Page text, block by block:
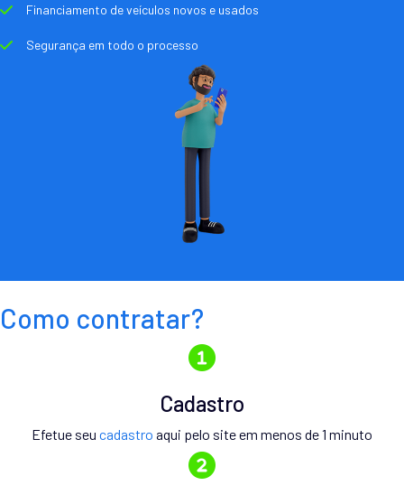
Financiamento de veículos novos e usados
Segurança em todo o processo
Como contratar?
Cadastro
Efetue seu cadastro aqui pelo site em menos de 1 minuto